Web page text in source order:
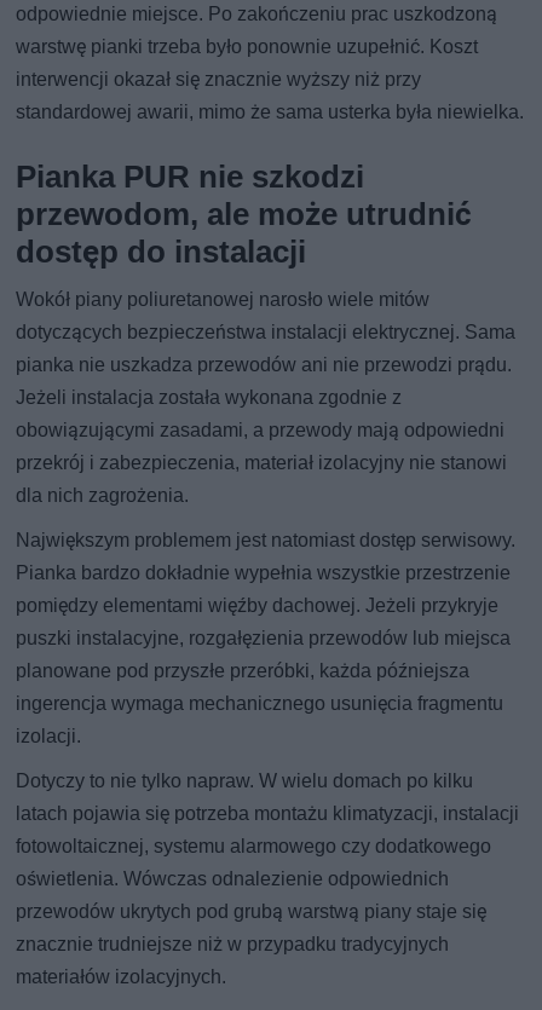
odpowiednie miejsce. Po zakończeniu prac uszkodzoną
warstwę pianki trzeba było ponownie uzupełnić. Koszt
interwencji okazał się znacznie wyższy niż przy
standardowej awarii, mimo że sama usterka była niewielka.
Pianka PUR nie szkodzi
przewodom, ale może utrudnić
dostęp do instalacji
Wokół piany poliuretanowej narosło wiele mitów
dotyczących bezpieczeństwa instalacji elektrycznej. Sama
pianka nie uszkadza przewodów ani nie przewodzi prądu.
Jeżeli instalacja została wykonana zgodnie z
obowiązującymi zasadami, a przewody mają odpowiedni
przekrój i zabezpieczenia, materiał izolacyjny nie stanowi
dla nich zagrożenia.
Największym problemem jest natomiast dostęp serwisowy.
Pianka bardzo dokładnie wypełnia wszystkie przestrzenie
pomiędzy elementami więźby dachowej. Jeżeli przykryje
puszki instalacyjne, rozgałęzienia przewodów lub miejsca
planowane pod przyszłe przeróbki, każda późniejsza
ingerencja wymaga mechanicznego usunięcia fragmentu
izolacji.
Dotyczy to nie tylko napraw. W wielu domach po kilku
latach pojawia się potrzeba montażu klimatyzacji, instalacji
fotowoltaicznej, systemu alarmowego czy dodatkowego
oświetlenia. Wówczas odnalezienie odpowiednich
przewodów ukrytych pod grubą warstwą piany staje się
znacznie trudniejsze niż w przypadku tradycyjnych
materiałów izolacyjnych.